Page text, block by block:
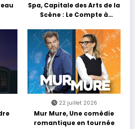
Spa, Capitale des Arts de la
Scène : Le Compte à
22 juillet 2026
Mur Mure, Une comédie
romantique en tournée